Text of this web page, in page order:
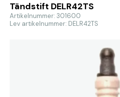
Tändstift DELR42TS
Artikelnummer: 301600
Lev artikelnummer: DELR42TS